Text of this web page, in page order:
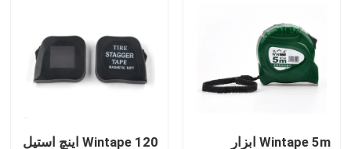
اندازه گیری نوار لباس
نوار اندازه گیری لیزری
اندازه گیری نوار خیاطی شخصی
Wintape 5m ابزار Wintape 120 اینچ استیل